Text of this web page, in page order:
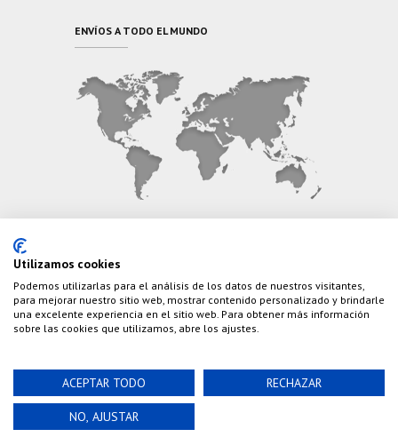
ENVÍOS A TODO EL MUNDO
Teléfono: (+34) 626 495 499
E-Mail: info@cazaylibros.com
Powered by©Nao Grupo de Comunicación, S.L.
2020 Cazaylibros.com ¡Todo Un Tiro!, todos los
derechos reservados.
Utilizamos cookies
Podemos utilizarlas para el análisis de los datos de nuestros visitantes,
para mejorar nuestro sitio web, mostrar contenido personalizado y brindarle
una excelente experiencia en el sitio web. Para obtener más información
sobre las cookies que utilizamos, abre los ajustes.
ACEPTAR TODO RECHAZAR
NO, AJUSTAR